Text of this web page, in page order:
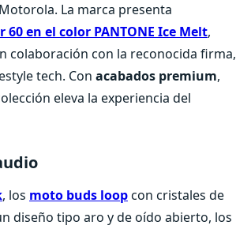
La marca presenta
en el color PANTONE Ice Melt,
colaboración con la reconocida firma,
tech. Con acabados premium,
eleva la experiencia del
, los moto buds loopcon cristales de
diseño tipo aro y de oído abierto, los